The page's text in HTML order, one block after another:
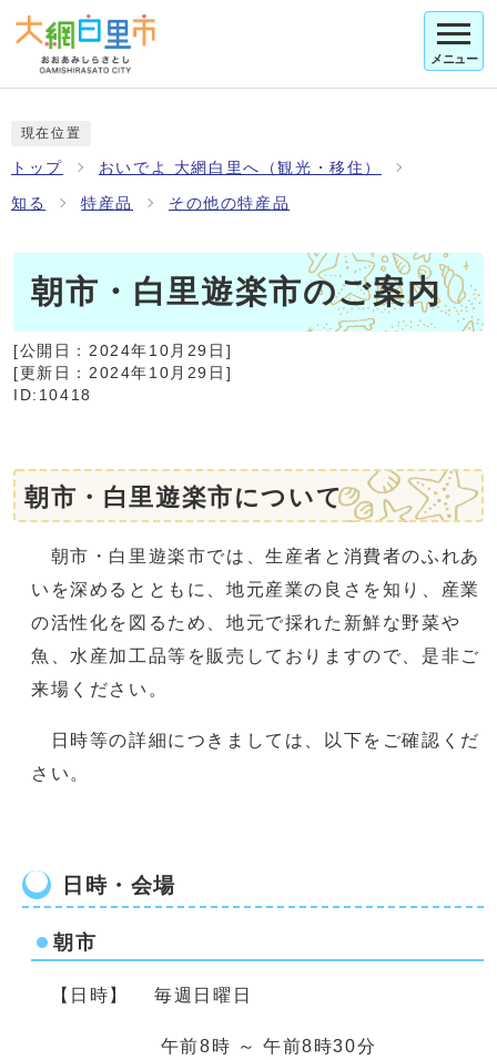
メニュー
現在位置
トップ おいでよ 大網白里へ（観光・移住）
知る 特産品 その他の特産品
朝市・白里遊楽市のご案内
[公開日： 2024年10月29日 ]
[更新日： 2024年10月29日 ]
ID:10418
朝市・白里遊楽市について
朝市・白里遊楽市では、生産者と消費者のふれあ
いを深めるとともに、地元産業の良さを知り、産業
の活性化を図るため、地元で採れた新鮮な野菜や
魚、水産加工品等を販売しておりますので、是非ご
来場ください。
日時等の詳細につきましては、以下をご確認くだ
さい。
日時・会場
朝市
【日時】 毎週日曜日
午前8時 ～ 午前8時30分